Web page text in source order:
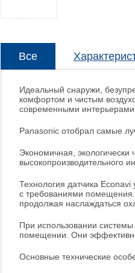
Все
Идеальный снаружи,
комфортом и чистым
современными интерьерами.
Panasonic отобрал самые
Экономичная, экологически
высокопроизводительного
Технология датчика
с требованиями
продолжая наслаждаться
При использовании
помещении. Они
Основные технические